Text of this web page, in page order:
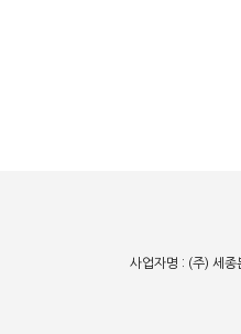
사업자명 : (주) 세